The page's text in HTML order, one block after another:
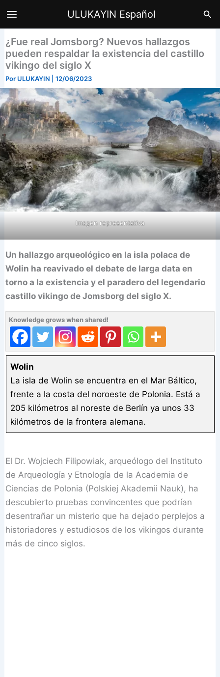
ULUKAYIN Español
¿Fue real Jomsborg? Nuevos hallazgos
pueden respaldar la existencia del castillo
vikingo del siglo X
Por ULUKAYIN |12/06/2023
Imagen representativa
Un hallazgo arqueológico en la isla polaca de
Wolin ha reavivado el debate de larga data en
torno a la existencia y el paradero del legendario
castillo vikingo de Jomsborg del siglo X.
Knowledge grows when shared!
Wolin
La isla de Wolin se encuentra en el Mar Báltico,
frente a la costa del noroeste de Polonia. Está a
205 kilómetros al noreste de Berlín ya unos 33
kilómetros de la frontera alemana.
El Dr. Wojciech Filipowiak, arqueólogo del Instituto
de Arqueología y Etnología de la Academia de
Ciencias de Polonia (Polskiej Akademii Nauk), ha
descubierto pruebas convincentes que podrían
desentrañar un misterio que ha dejado perplejos a
historiadores y estudiosos de los vikingos durante
más de cinco siglos.